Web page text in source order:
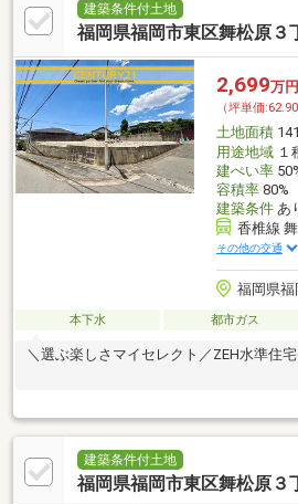
建築条件付土地
福岡県福岡市東区舞松原３
2,699万円
（坪単価:62.90
土地面積
用途地域１
建ぺい率
容積率80%
建築条件あ
香椎線
その他の交通
福岡県福
本下水 都市ガス
＼選ぶ楽しさマイセレクト／ZEH水準住
建築条件付土地
福岡県福岡市東区舞松原３